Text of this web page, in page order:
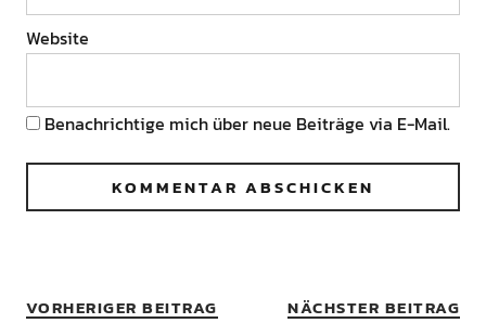
Website
Benachrichtige mich über neue Beiträge via E-Mail.
VORHERIGER BEITRAG NÄCHSTER BEITRAG